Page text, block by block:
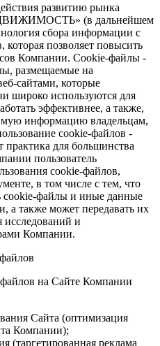
развитию рынка
(в дальнейшем
сбора информации с
позволяет повысить
Компании. Сookie-файлы -
размещаемые на
сайтами, которые
широко используются для
эффективнее, а также,
информацию владельцам,
cookie-файлов -
практика для большинства
пользователь
cookie-файлов,
в том числе с тем, что
cookie-файлы и иные данные
а также может передавать их
исследований и
Компании.
на Сайте Компании
Сайта (оптимизация
Компании);
(таргетированная реклама